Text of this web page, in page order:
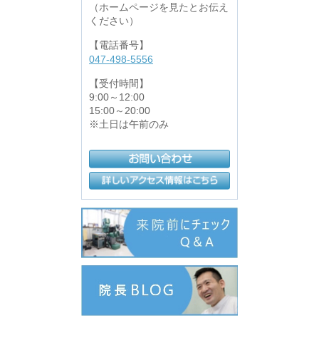
（ホームページを見たとお伝え
ください）
【電話番号】
047-498-5556
【受付時間】
9:00～12:00
15:00～20:00
※土日は午前のみ